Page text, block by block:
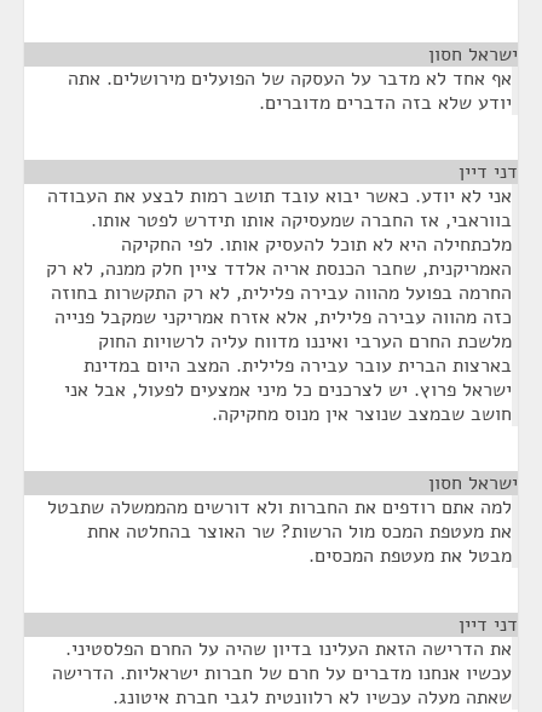
ישראל חסון
אף אחד לא מדבר על העסקה של הפועלים מירושלים. אתה
יודע שלא בזה הדברים מדוברים.
דני דיין
אני לא יודע. כאשר יבוא עובד תושב רמות לבצע את העבודה
בווראבי, אז החברה שמעסיקה אותו תידרש לפטר אותו.
מלכתחילה היא לא תוכל להעסיק אותו. לפי החקיקה
האמריקנית, שחבר הכנסת אריה אלדד ציין חלק ממנה, לא רק
החרמה בפועל מהווה עבירה פלילית, לא רק התקשרות בחוזה
כזה מהווה עבירה פלילית, אלא אזרח אמריקני שמקבל פנייה
מלשכת החרם הערבי ואיננו מדווח עליה לרשויות החוק
בארצות הברית עובר עבירה פלילית. המצב היום במדינת
ישראל פרוץ. יש לצרכנים כל מיני אמצעים לפעול, אבל אני
חושב שבמצב שנוצר אין מנוס מחקיקה.
ישראל חסון
למה אתם רודפים את החברות ולא דורשים מהממשלה שתבטל
את מעטפת המכס מול הרשות? שר האוצר בהחלטה אחת
מבטל את מעטפת המכסים.
דני דיין
את הדרישה הזאת העלינו בדיון שהיה על החרם הפלסטיני.
עכשיו אנחנו מדברים על חרם של חברות ישראליות. הדרישה
שאתה מעלה עכשיו לא רלוונטית לגבי חברת איטונג.